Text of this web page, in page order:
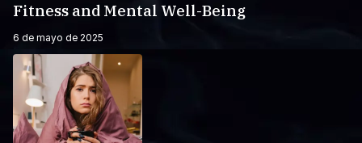
Fitness and Mental Well-Being
6 de mayo de 2025